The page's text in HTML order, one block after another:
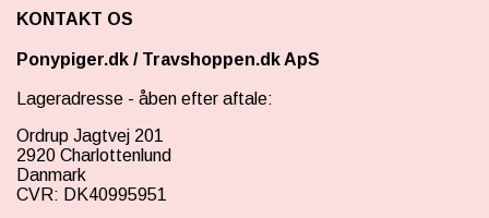
KONTAKT OS
Ponypiger.dk / Travshoppen.dk ApS
Lageradresse - åben efter aftale:
Ordrup Jagtvej 201
2920 Charlottenlund
Danmark
CVR: DK40995951